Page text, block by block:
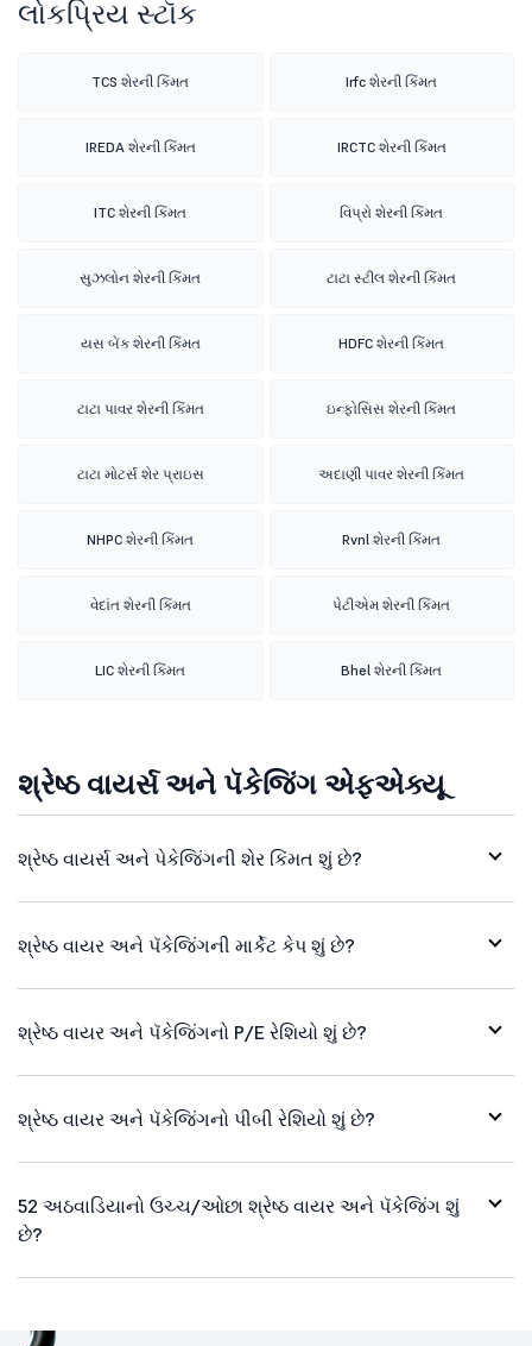
લોકપ્રિય સ્ટૉક
TCS શેરની કિંમત Irfc શેરની કિંમત
IREDA શેરની કિંમત IRCTC શેરની કિંમત
ITC શેરની કિંમત વિપ્રો શેરની કિંમત
સુઝલોન શેરની કિંમત ટાટા સ્ટીલ શેરની કિંમત
યસ બેંક શેરની કિંમત HDFC શેરની કિંમત
ટાટા પાવર શેરની કિંમત ઇન્ફોસિસ શેરની કિંમત
ટાટા મોટર્સ શેર પ્રાઇસ અદાણી પાવર શેરની કિંમત
NHPC શેરની કિંમત Rvnl શેરની કિંમત
વેદાંત શેરની કિંમત પેટીએમ શેરની કિંમત
LIC શેરની કિંમત Bhel શેરની કિંમત
શ્રેષ્ઠ વાયર્સ અને પૅકેજિંગ એફએક્યૂ
શ્રેષ્ઠ વાયર્સ અને પેકેજિંગની શેર કિંમત શું છે?
શ્રેષ્ઠ વાયર અને પૅકેજિંગની માર્કેટ કેપ શું છે?
શ્રેષ્ઠ વાયર અને પૅકેજિંગનો P/E રેશિયો શું છે?
શ્રેષ્ઠ વાયર અને પૅકેજિંગનો પીબી રેશિયો શું છે?
52 અઠવાડિયાનો ઉચ્ચ/ઓછા શ્રેષ્ઠ વાયર અને પૅકેજિંગ શું
છે?